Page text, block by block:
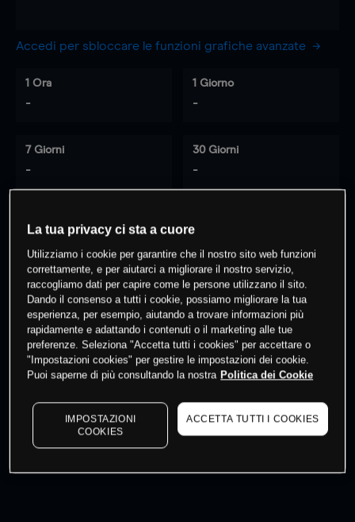
Accedi per sbloccare le funzioni grafiche avanzate
1 Ora
-
1 Giorno
-
7 Giorni
-
30 Giorni
-
0 % dei clienti hanno posizioni
questo prodotto
Fai trading
I prezzi sono solo indicativi. Accediper vedere gli ultimi
dati di mercato
to see latest market data
La tua privacy ci sta a cuore
Utilizziamo i cookie per garantire che il nostro sito web funzioni
correttamente, e per aiutarci a migliorare il nostro servizio,
raccogliamo dati per capire come le persone utilizzano il sito.
Dando il consenso a tutti i cookie, possiamo migliorare la tua
esperienza, per esempio, aiutando a trovare informazioni più
rapidamente e adattando i contenuti o il marketing alle tue
preferenze. Seleziona "Accetta tutti i cookies" per accettare o
"Impostazioni cookies" per gestire le impostazioni dei cookie.
Puoi saperne di più consultando la nostra Politica dei Cookie
IMPOSTAZIONI
COOKIES
ACCETTA TUTTI I COOKIES